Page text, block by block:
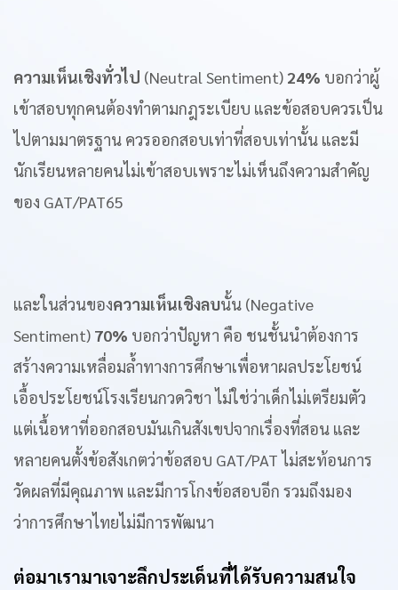
ความเห็นเชิงทั่วไป (Neutral Sentiment) 24% บอกว่าผู้
เข้าสอบทุกคนต้องทำตามกฎระเบียบ และข้อสอบควรเป็น
ไปตามมาตรฐาน ควรออกสอบเท่าที่สอบเท่านั้น และมี
นักเรียนหลายคนไม่เข้าสอบเพราะไม่เห็นถึงความสำคัญ
ของ GAT/PAT65
และในส่วนของความเห็นเชิงลบนั้น (Negative
Sentiment) 70% บอกว่าปัญหา คือ ชนชั้นนำต้องการ
สร้างความเหลื่อมล้ำทางการศึกษาเพื่อหาผลประโยชน์
เอื้อประโยชน์โรงเรียนกวดวิชา ไม่ใช่ว่าเด็กไม่เตรียมตัว
แต่เนื้อหาที่ออกสอบมันเกินสังเขปจากเรื่องที่สอน และ
หลายคนตั้งข้อสังเกตว่าข้อสอบ GAT/PAT ไม่สะท้อนการ
วัดผลที่มีคุณภาพ และมีการโกงข้อสอบอีก รวมถึงมอง
ว่าการศึกษาไทยไม่มีการพัฒนา
ต่อมาเรามาเจาะลึกประเด็นที่ได้รับความสนใจ